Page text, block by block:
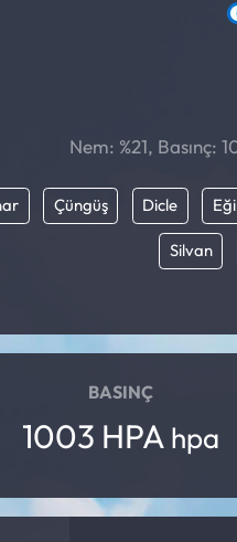
Nem: %21, Basınç:
Çüngüş Dicle
Silvan
BASINÇ
1003 HPA hpa